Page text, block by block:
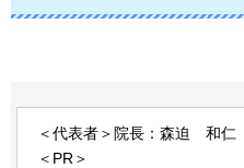
＜代表者＞院長：森迫 和仁
＜PR＞